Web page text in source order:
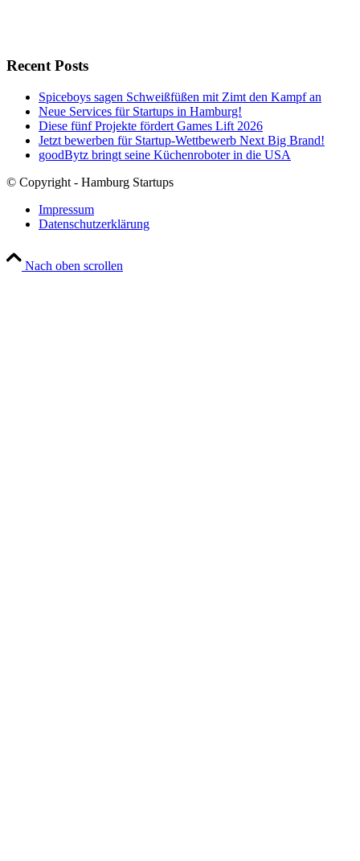
Recent Posts
Spiceboys sagen Schweißfüßen mit Zimt den Kampf an
Neue Services für Startups in Hamburg!
Diese fünf Projekte fördert Games Lift 2026
Jetzt bewerben für Startup-Wettbewerb Next Big Brand!
goodBytz bringt seine Küchenroboter in die USA
© Copyright - Hamburg Startups
Impressum
Datenschutzerklärung
Nach oben scrollen